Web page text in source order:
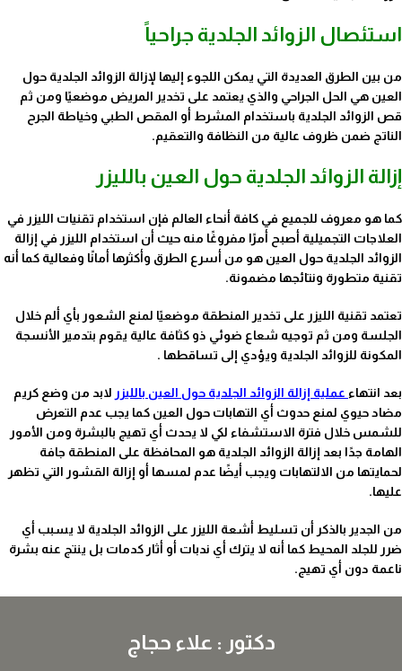
استئصال الزوائد الجلدية جراحياً
من بين الطرق العديدة التي يمكن اللجوء إليها لإزالة الزوائد الجلدية حول
العين هي الحل الجراحي والذي يعتمد على تخدير المريض موضعيًا ومن ثم
قص الزوائد الجلدية باستخدام المشرط أو المقص الطبي وخياطة الجرح
الناتج ضمن ظروف عالية من النظافة والتعقيم.
إزالة الزوائد الجلدية حول العين بالليزر
كما هو معروف للجميع في كافة أنحاء العالم فإن استخدام تقنيات الليزر في
العلاجات التجميلية أصبح أمرًا مفروغًا منه حيث أن استخدام الليزر في إزالة
الزوائد الجلدية حول العين هو من أسرع الطرق وأكثرها أمانًا وفعالية كما أنه
تقنية متطورة ونتائجها مضمونة.
تعتمد تقنية الليزر على تخدير المنطقة موضعيًا لمنع الشعور بأي ألم خلال
الجلسة ومن ثم توجيه شعاع ضوئي ذو كثافة عالية يقوم بتدمير الأنسجة
المكونة للزوائد الجلدية ويؤدي إلى تساقطها .
بعد انتهاء عملية إزالة الزوائد الجلدية حول العين بالليزر لابد من وضع كريم
مضاد حيوي لمنع حدوث أي التهابات حول العين كما يجب عدم التعرض
للشمس خلال فترة الاستشفاء لكي لا يحدث أي تهيج بالبشرة ومن الأمور
الهامة جدًا بعد إزالة الزوائد الجلدية هو المحافظة على المنطقة جافة
لحمايتها من الالتهابات ويجب أيضًا عدم لمسها أو إزالة القشور التي تظهر
عليها.
من الجدير بالذكر أن تسليط أشعة الليزر على الزوائد الجلدية لا يسبب أي
ضرر للجلد المحيط كما أنه لا يترك أي ندبات أو أثار كدمات بل ينتج عنه بشرة
ناعمة دون أي تهيج.
دكتور : علاء حجاج